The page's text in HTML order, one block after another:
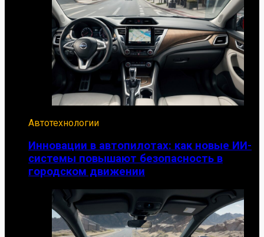
Автотехнологии
Инновации в автопилотах: как новые ИИ-
системы повышают безопасность в
городском движении